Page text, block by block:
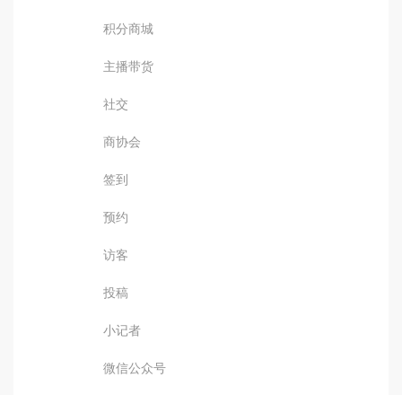
积分商城
主播带货
社交
商协会
签到
预约
访客
投稿
小记者
微信公众号